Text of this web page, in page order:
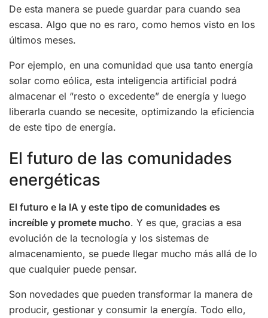
De esta manera se puede guardar para cuando sea
escasa. Algo que no es raro, como hemos visto en los
últimos meses.
Por ejemplo, en una comunidad que usa tanto energía
solar como eólica, esta inteligencia artificial podrá
almacenar el “resto o excedente” de energía y luego
liberarla cuando se necesite, optimizando la eficiencia
de este tipo de energía.
El futuro de las comunidades
energéticas
El futuro e la IA y este tipo de comunidades es
increíble y promete mucho. Y es que, gracias a esa
evolución de la tecnología y los sistemas de
almacenamiento, se puede llegar mucho más allá de lo
que cualquier puede pensar.
Son novedades que pueden transformar la manera de
producir, gestionar y consumir la energía. Todo ello,